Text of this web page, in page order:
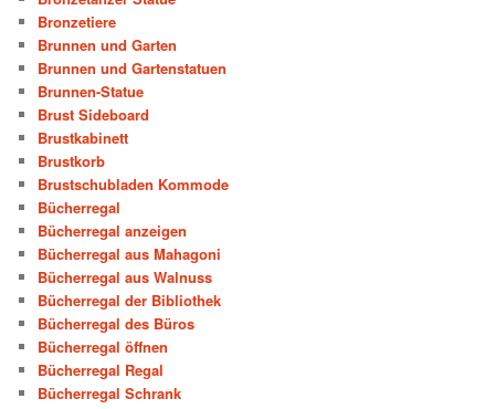
Bronzetiere
Brunnen und Garten
Brunnen und Gartenstatuen
Brunnen-Statue
Brust Sideboard
Brustkabinett
Brustkorb
Brustschubladen Kommode
Bücherregal
Bücherregal anzeigen
Bücherregal aus Mahagoni
Bücherregal aus Walnuss
Bücherregal der Bibliothek
Bücherregal des Büros
Bücherregal öffnen
Bücherregal Regal
Bücherregal Schrank